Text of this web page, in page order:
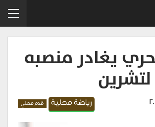
يغادر منصبه
رياضة محلية قدم محلي